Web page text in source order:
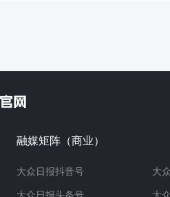
融媒矩阵（商业）
大众日报抖音号
大